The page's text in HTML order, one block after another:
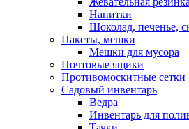
Напитки
Шоколад, печенье,
Пакеты, мешки
Мешки для мусора
Почтовые ящики
Противомоскитные сетки
Садовый инвентарь
Ведра
Инвентарь для